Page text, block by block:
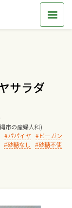
サラダ
市の産婦人科)
パパイヤ
ビーガン
砂糖なし
砂糖不使